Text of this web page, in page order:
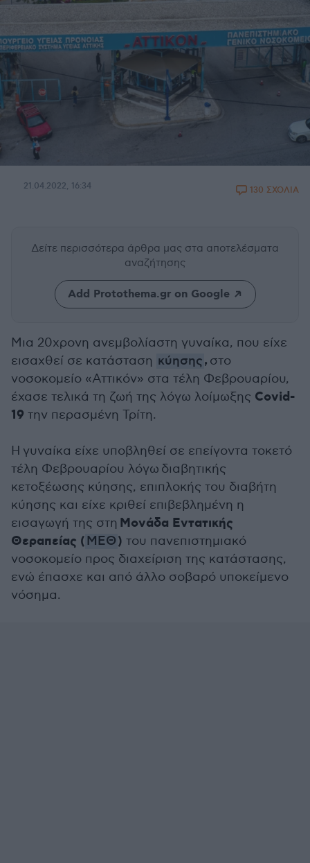
21.04.2022, 16:34 130 ΣΧΟΛΙΑ
Δείτε περισσότερα άρθρα μας στα αποτελέσματα
αναζήτησης
Add Protothema.gr on Google
Μια 20χρονη ανεμβολίαστη γυναίκα, που είχε
εισαχθεί σε κατάσταση κύησης, στο
νοσοκομείο «Αττικόν» στα τέλη Φεβρουαρίου,
έχασε τελικά τη ζωή της λόγω λοίμωξης Covid-
19 την περασμένη Τρίτη.
Η γυναίκα είχε υποβληθεί σε επείγοντα τοκετό
τέλη Φεβρουαρίου λόγω διαβητικής
κετοξέωσης κύησης, επιπλοκής του διαβήτη
κύησης και είχε κριθεί επιβεβλημένη η
εισαγωγή της στη Μονάδα Εντατικής
Θεραπείας (ΜΕΘ) του πανεπιστημιακό
νοσοκομείο προς διαχείριση της κατάστασης,
ενώ έπασχε και από άλλο σοβαρό υποκείμενο
νόσημα.